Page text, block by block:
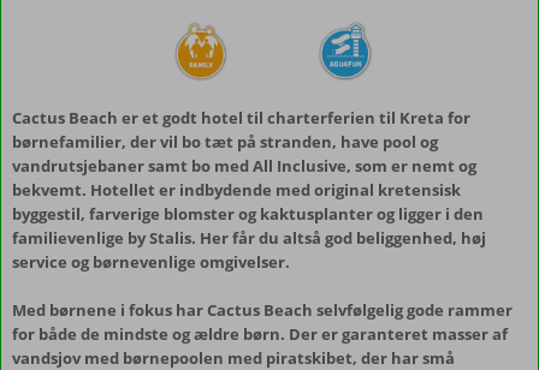
Cactus Beach er et godt hotel til charterferien til Kreta for
børnefamilier, der vil bo tæt på stranden, have pool og
vandrutsjebaner samt bo med All Inclusive, som er nemt og
bekvemt. Hotellet er indbydende med original kretensisk
byggestil, farverige blomster og kaktusplanter og ligger i den
familievenlige by Stalis. Her får du altså god beliggenhed, høj
service og børnevenlige omgivelser.
Med børnene i fokus har Cactus Beach selvfølgelig gode rammer
for både de mindste og ældre børn. Der er garanteret masser af
vandsjov med børnepoolen med piratskibet, der har små